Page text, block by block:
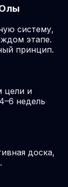
систему,
этапе.
принцип.
цели и
недель
доска,